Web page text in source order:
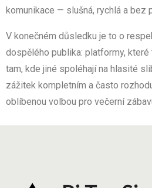
komunikace — slušná, rychlá a bez
V konečném důsledku je to o
dospělého publika: platformy, které
tam, kde jiné spoléhají na hlasité
zážitek kompletním a často
oblíbenou volbou pro večerní